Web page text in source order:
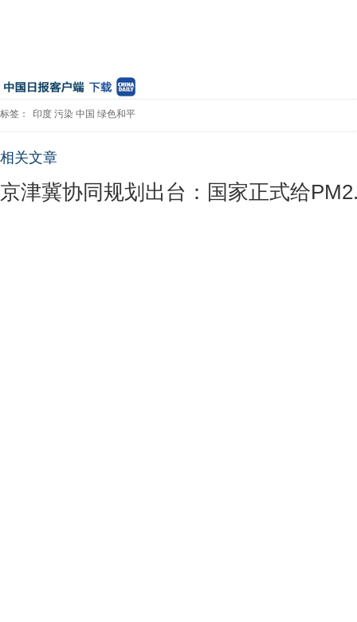
标签： 印度 污染 中国 绿色和平
相关文章
京津冀协同规划出台：国家正式给